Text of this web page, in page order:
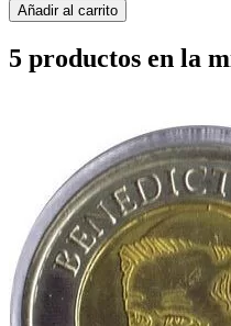
Añadir al carrito
5 productos en la